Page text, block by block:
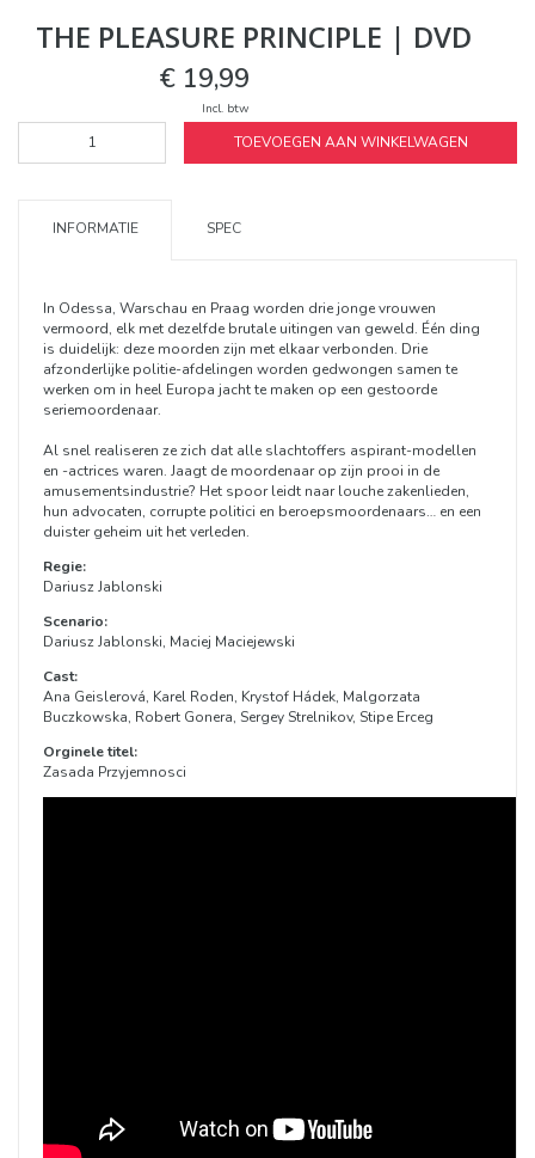
THE PLEASURE PRINCIPLE | DVD
€ 19,99
Incl. btw
TOEVOEGEN AAN WINKELWAGEN
INFORMATIE SPEC
In Odessa, Warschau en Praag worden drie jonge vrouwen
vermoord, elk met dezelfde brutale uitingen van geweld. Één ding
is duidelijk: deze moorden zijn met elkaar verbonden. Drie
afzonderlijke politie-afdelingen worden gedwongen samen te
werken om in heel Europa jacht te maken op een gestoorde
seriemoordenaar.
Al snel realiseren ze zich dat alle slachtoffers aspirant-modellen
en -actrices waren. Jaagt de moordenaar op zijn prooi in de
amusementsindustrie? Het spoor leidt naar louche zakenlieden,
hun advocaten, corrupte politici en beroepsmoordenaars… en een
duister geheim uit het verleden.
Regie:
Dariusz Jablonski
Scenario:
Dariusz Jablonski, Maciej Maciejewski
Cast:
Ana Geislerová, Karel Roden, Krystof Hádek, Malgorzata
Buczkowska, Robert Gonera, Sergey Strelnikov, Stipe Erceg
Orginele titel:
Zasada Przyjemnosci